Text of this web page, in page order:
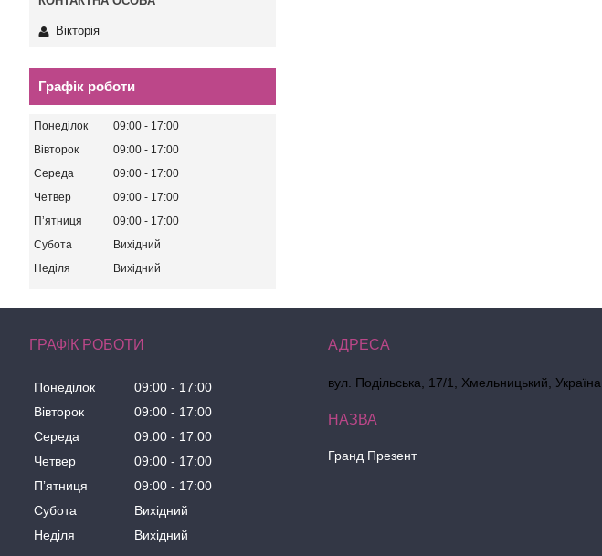
Вікторія
Графік роботи
Понеділок 09:00
17:00
Вівторок
09:00
17:00
Середа
09:00
17:00
Четвер
09:00
17:00
Пʼятниця
09:00
17:00
Субота
Вихідний
Неділя
Вихідний
ГРАФІК РОБОТИ
Понеділок 09:00
17:00
Вівторок
09:00
17:00
Середа
09:00
17:00
Четвер
09:00
17:00
Пʼятниця
09:00
17:00
Субота
Вихідний
Неділя
Вихідний
вул. Подільська, 17/1, Хмельницький, Україна
Гранд Презент